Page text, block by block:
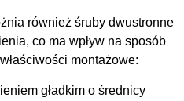
również śruby dwustronne
co ma wpływ na sposób
montażowe:
gładkim o średnicy